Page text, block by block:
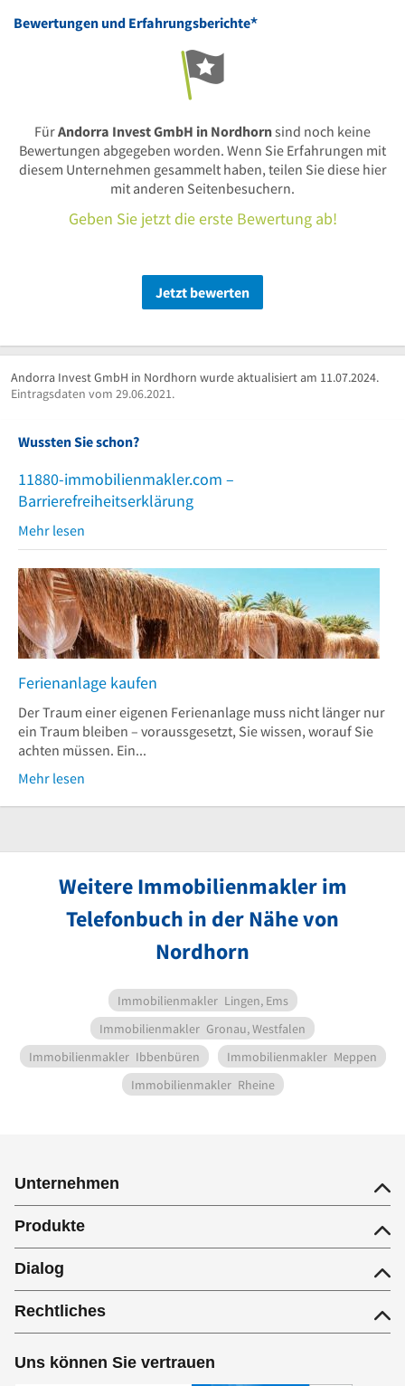
Bewertungen und Erfahrungsberichte*
FürAndorra Invest GmbH in Nordhornsind noch keine
Bewertungen abgegeben worden. Wenn Sie Erfahrungen mit
diesem Unternehmen gesammelt haben, teilen Sie diese hier
mit anderen Seitenbesuchern.
Geben Sie jetzt die erste Bewertung ab!
Jetzt bewerten
Andorra Invest GmbH in Nordhorn wurde aktualisiert am 11.07.2024.
Eintragsdaten vom 29.06.2021.
Wussten Sie schon?
11880-immobilienmakler.com –
Barrierefreiheitserklärung
Mehr lesen
Ferienanlage kaufen
Der Traum einer eigenen Ferienanlage muss nicht länger nur
ein Traum bleiben – voraussgesetzt, Sie wissen, worauf Sie
achten müssen. Ein...
Mehr lesen
Weitere Immobilienmakler im
Telefonbuch in der Nähe von
Nordhorn
Immobilienmakler Lingen, Ems
Immobilienmakler Gronau, Westfalen
Immobilienmakler Ibbenbüren Immobilienmakler Meppen
Immobilienmakler Rheine
Unternehmen
Produkte
Dialog
Rechtliches
Uns können Sie vertrauen